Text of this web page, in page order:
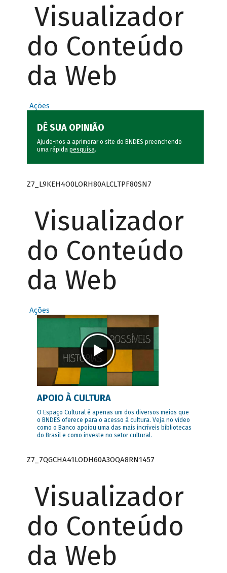
Visualizador
do Conteúdo
da Web
Ações
DÊ SUA OPINIÃO
Ajude-nos a aprimorar o site do BNDES preenchendo
uma rápida pesquisa.
Z7_L9KEH4O0LORH80ALCLTPF80SN7
Visualizador
do Conteúdo
da Web
Ações
APOIO À CULTURA
O Espaço Cultural é apenas um dos diversos meios que
o BNDES oferece para o acesso à cultura. Veja no vídeo
como o Banco apoiou uma das mais incríveis bibliotecas
do Brasil e como investe no setor cultural.
Z7_7QGCHA41LODH60A3OQA8RN1457
Visualizador
do Conteúdo
da Web